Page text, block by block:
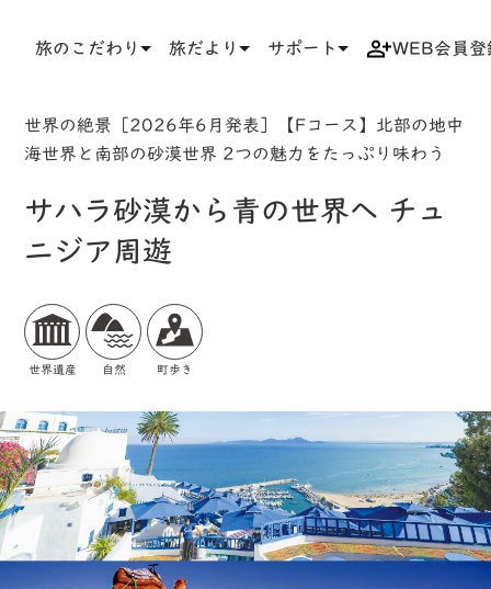
旅のこだわり 旅だより サポート WEB会員登
世界の絶景［2026年6月発表］【Fコース】北部の地中
海世界と南部の砂漠世界 2つの魅力をたっぷり味わう
サハラ砂漠から青の世界へ チュ
ニジア周遊
世界遺産 自然 町歩き